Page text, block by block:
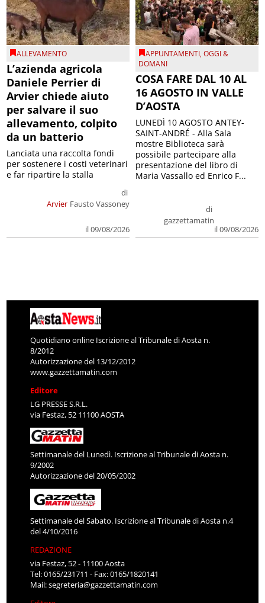
ALLEVAMENTO
L’azienda agricola
Daniele Perrier di
Arvier chiede aiuto
per salvare il suo
allevamento, colpito
da un batterio
Arvier
di
Fausto Vassoney
il 09/08/2026
Lanciata una raccolta fondi
per sostenere i costi veterinari
e far ripartire la stalla
APPUNTAMENTI,OGGI &
DOMANI
COSA FARE DAL 10 AL
16 AGOSTO IN VALLE
D’AOSTA
di
gazzettamatin
il 09/08/2026
LUNEDÌ 10 AGOSTO ANTEY-
SAINT-ANDRÉ - Alla Sala
mostre Biblioteca sarà
possibile partecipare alla
presentazione del libro di
Maria Vassallo ed Enrico F...
Quotidiano online Iscrizione al Tribunale di Aosta n.
8/2012
Autorizzazione del 13/12/2012
www.gazzettamatin.com
Editore
LG PRESSE S.R.L.
via Festaz, 52 11100 AOSTA
Settimanale del Lunedì. Iscrizione al Tribunale di Aosta n.
9/2002
Autorizzazione del 20/05/2002
Settimanale del Sabato. Iscrizione al Tribunale di Aosta n.4
del 4/10/2016
REDAZIONE
via Festaz, 52 - 11100 Aosta
Tel: 0165/231711 - Fax: 0165/1820141
Mail:segreteria@gazzettamatin.com